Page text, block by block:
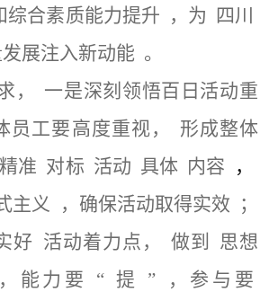
综合素质能力提升 ，为 四川
展注入新动能 。
，
一是深刻领悟百日活动重
员工要高度重视，
形成整体
准 对标 活动 具体 内容
，
主义
，确保活动取得实效 ；
好 活动着力点， 做到
思想
，能力要 “ 提 ”
，参与要